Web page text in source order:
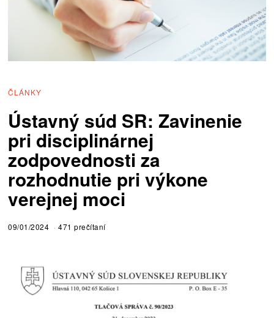
ČLÁNKY
Ústavný súd SR: Zavinenie
pri disciplinárnej
zodpovednosti za
rozhodnutie pri výkone
verejnej moci
09/01/2024 471 prečítaní